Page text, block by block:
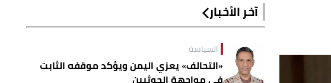
آخر الأخبار
السياسة
«التحالف» يعزي اليمن ويؤكد موقفه الثابت
في مواجهة الحوثيين